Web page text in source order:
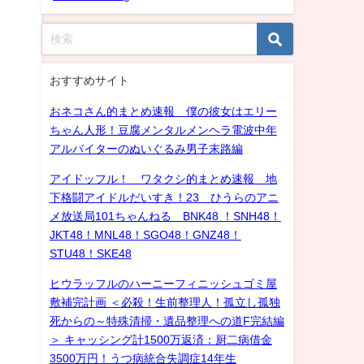
おすすめサイト
おネコさん的まとめ速報 僕の彼女はエリー
ちゃん人形！豆腐メンタルメンヘラ電波中年
アルバイターのぬいぐるみ男子末路編
アイドッフル！ ワタクシ的まとめ速報 地
下格闘アイドルだいすき！23 ひうらのアニ
メ放送局101ちゃんねる BNK48 ！SNH48！
JKT48！MNL48！SGO48！GNZ48！
STU48！SKE48
ヒウラッフルのハーニーフィニッシュゴミ屋
敷補完計画 ＜必殺！生前整理人！孤立し孤独
死からの～特殊清掃・遺品整理への道F完結編
＞ キャッシング計1500万返済：厨二病借金
3500万円！うつ病統合失調症14年生